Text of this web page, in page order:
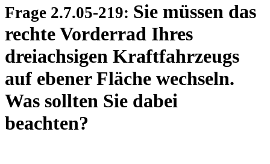
Frage 2.7.05-219: Sie müssen das
rechte Vorderrad Ihres
dreiachsigen Kraftfahrzeugs
auf ebener Fläche wechseln.
Was sollten Sie dabei
beachten?